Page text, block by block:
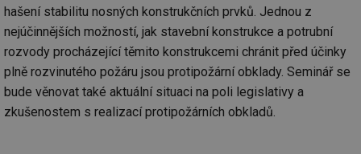
hašení stabilitu nosných konstrukčních prvků. Jednou z
nejúčinnějších možností, jak stavební konstrukce a potrubní
rozvody procházející těmito konstrukcemi chránit před účinky
plně rozvinutého požáru jsou protipožární obklady. Seminář se
bude věnovat také aktuální situaci na poli legislativy a
zkušenostem s realizací protipožárních obkladů.